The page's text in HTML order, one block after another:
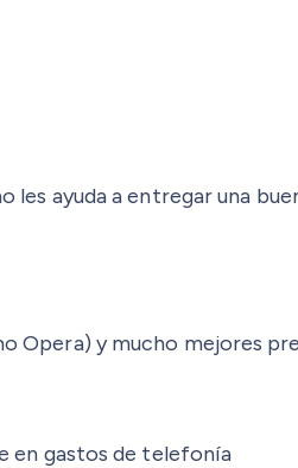
ayuda a entregar una
Opera) y mucho mejores
en gastos de telefonía